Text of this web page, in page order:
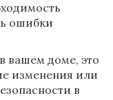
ошибки
вашем доме, это
изменения или
в